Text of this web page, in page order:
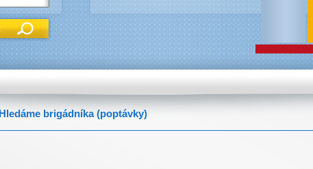
Hledáme brigádníka (poptávky)